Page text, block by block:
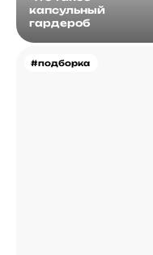
капсульный
гардероб
#подборка